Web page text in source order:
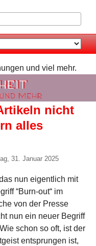
und viel mehr.
nicht
alles
31. Januar 2025
nun eigentlich mit
“Burn-out“ im
von der Presse
nun ein neuer Begriff
Wie schon so oft, ist der
entsprungen ist,